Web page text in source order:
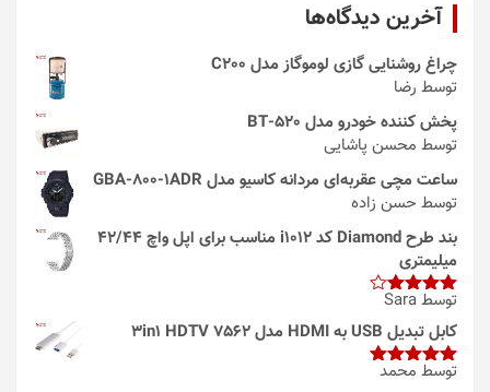
آخرین دیدگاه‌ها
چراغ روشنایی گازی لوموگاز مدل C200
توسط رضا
پخش کننده خودرو مدل 520-BT
توسط محسن پاشایی
ساعت مچی عقربه‌ای مردانه کاسیو مدل GBA-800-1ADR
توسط حسن زاده
بند طرح Diamond کد i1012 مناسب برای اپل واچ 42/44
میلیمتری
امتیاز4
از 5
توسط Sara
کابل تبدیل USB به HDMI مدل 3in1 HDTV 7562
امتیاز5از
توسط محمد